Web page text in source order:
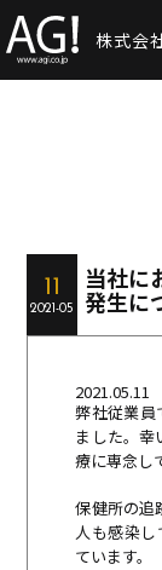
株式会
11
2021-05
当社に
発生に
2021.05.11
弊社従業員
ました。幸
療に専念し
保健所の追
人も感染
ています。